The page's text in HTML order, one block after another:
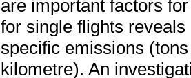
are important factors
for single flights
specific emissions
kilometre). An